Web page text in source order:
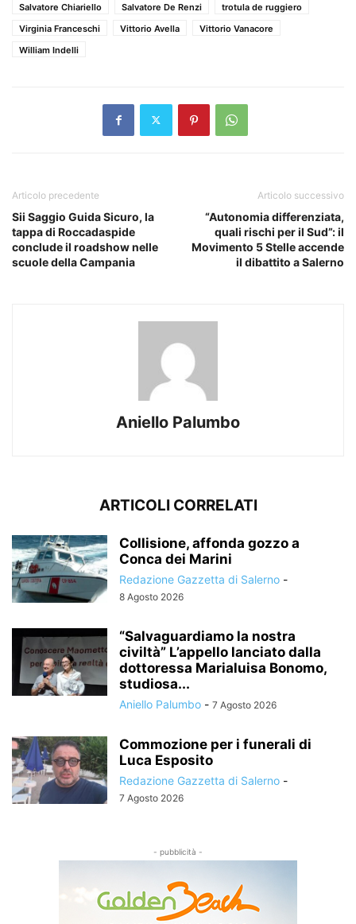
Salvatore Chiariello
Salvatore De Renzi
trotula de ruggiero
Virginia Franceschi
Vittorio Avella
Vittorio Vanacore
William Indelli
Articolo precedente
Sii Saggio Guida Sicuro, la
tappa di Roccadaspide
conclude il roadshow nelle
scuole della Campania
Articolo successivo
“Autonomia differenziata,
quali rischi per il Sud”: il
Movimento 5 Stelle accende
il dibattito a Salerno
Aniello Palumbo
ARTICOLI CORRELATI
Collisione, affonda gozzo a
Conca dei Marini
Redazione Gazzetta di Salerno -
8 Agosto 2026
“Salvaguardiamo la nostra
civiltà” L’appello lanciato dalla
dottoressa Marialuisa Bonomo,
studiosa...
Aniello Palumbo - 7 Agosto 2026
Commozione per i funerali di
Luca Esposito
Redazione Gazzetta di Salerno -
7 Agosto 2026
- pubblicità -